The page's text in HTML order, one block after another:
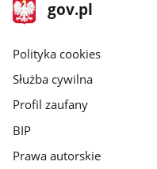
stopka
gov.pl
Strona
gov.pl
gov.pl
Polityka cookies
Służba cywilna
Profil zaufany
BIP
Prawa autorskie